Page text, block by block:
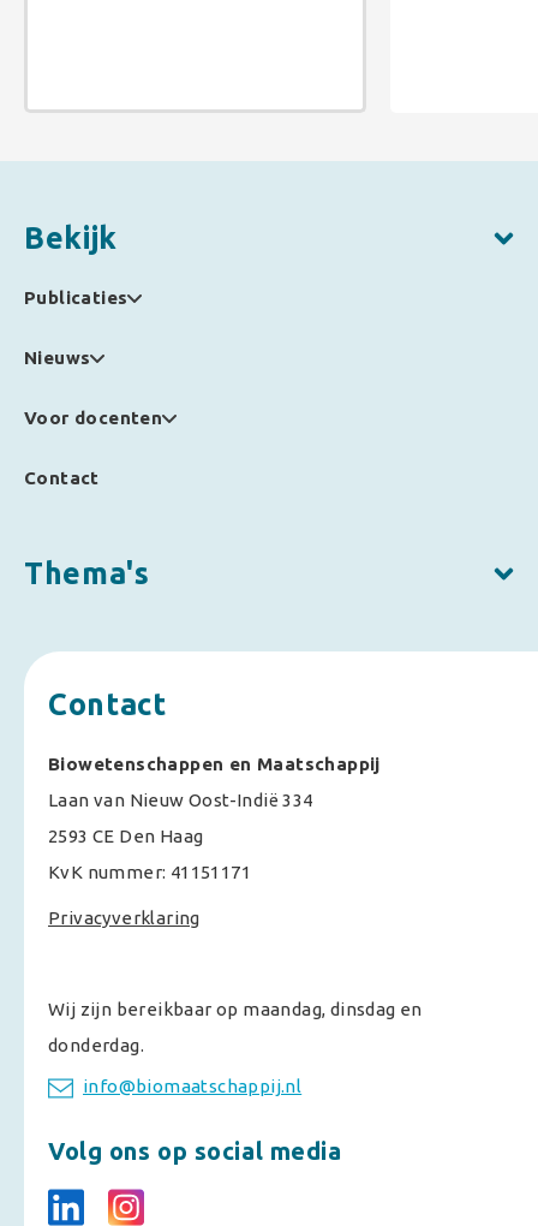
Bekijk
Publicaties
Nieuws
Voor docenten
Contact
Thema's
Contact
Biowetenschappen en Maatschappij
Laan van Nieuw Oost-Indië 334
2593 CE Den Haag
KvK nummer: 41151171
Privacyverklaring
Wij zijn bereikbaar op maandag, dinsdag en
donderdag.
info@biomaatschappij.nl
Volg ons op social media